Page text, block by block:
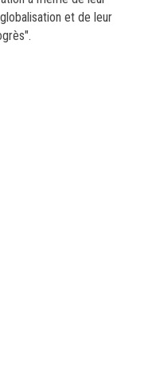
et de leur